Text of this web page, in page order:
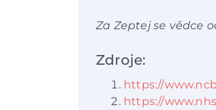
Za Zeptej se vědce
Zdroje:
https://
https://